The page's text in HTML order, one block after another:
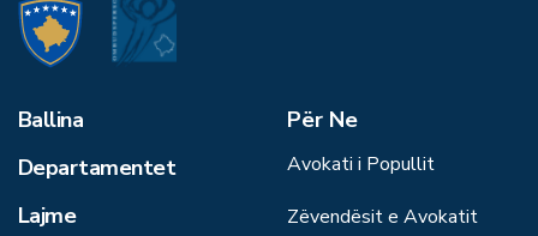
Ballina
Departamentet
Lajme
Për Ne
Avokati i Popullit
Zëvendësit e Avokatit